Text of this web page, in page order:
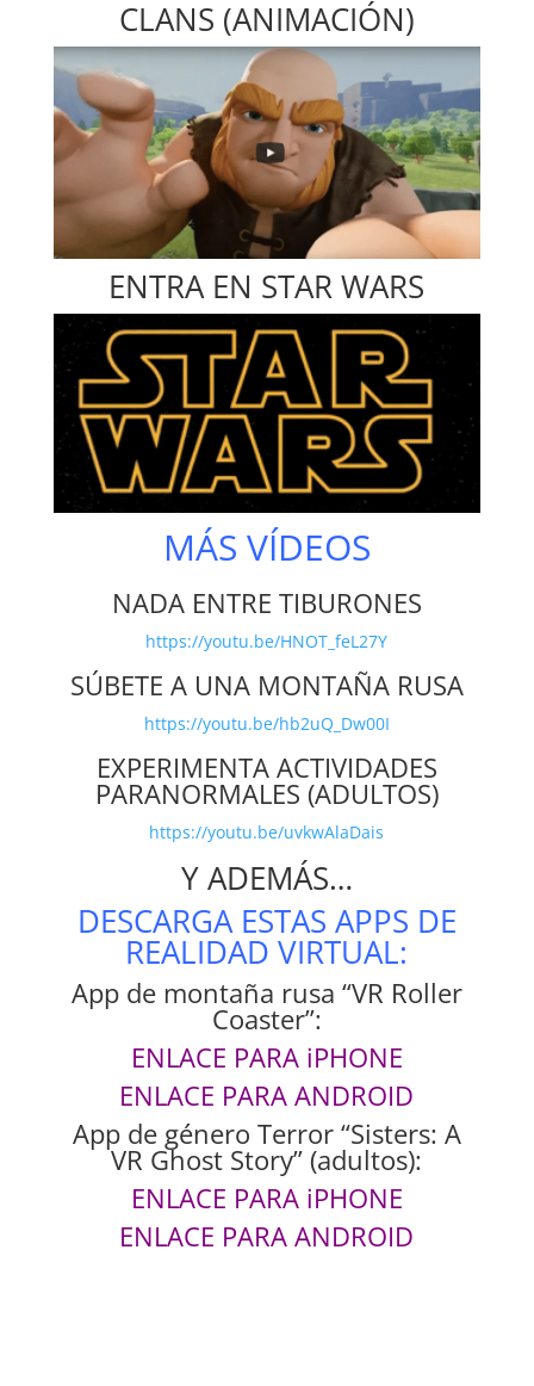
CLANS (ANIMACIÓN)
ENTRA EN STAR WARS
MÁS VÍDEOS
NADA ENTRE TIBURONES
https://youtu.be/HNOT_feL27Y
SÚBETE A UNA MONTAÑA RUSA
https://youtu.be/hb2uQ_Dw00I
EXPERIMENTA ACTIVIDADES
PARANORMALES (ADULTOS)
https://youtu.be/uvkwAlaDais
Y ADEMÁS…
DESCARGA ESTAS APPS DE
REALIDAD VIRTUAL:
App de montaña rusa “VR Roller
Coaster”:
ENLACE PARA iPHONE
ENLACE PARA ANDROID
App de género Terror “Sisters: A
VR Ghost Story” (adultos):
ENLACE PARA iPHONE
ENLACE PARA ANDROID